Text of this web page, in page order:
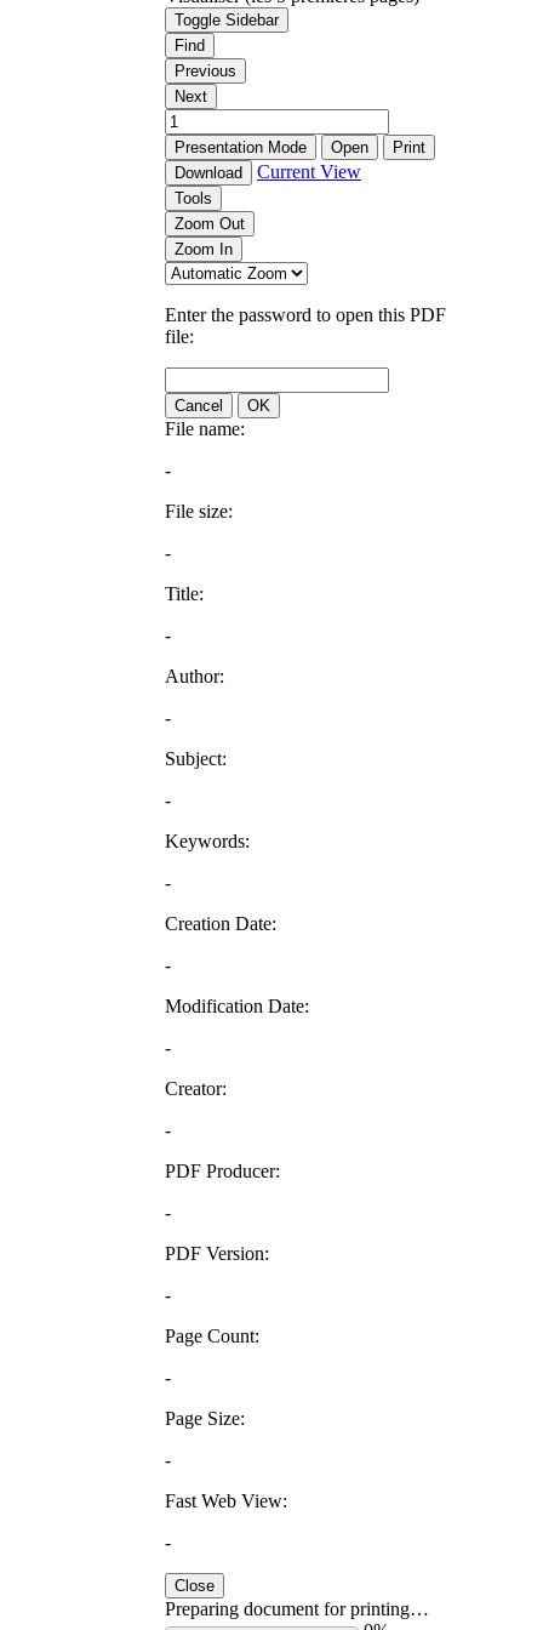
Toggle Sidebar
Find
Previous
Next
Presentation Mode Open
Print
Download
Current View
Tools
Zoom Out
Zoom In
Enter the password to open this PDF
file:
Cancel OK
File name:
-
File size:
-
Title:
-
Author:
-
Subject:
-
Keywords:
-
Creation Date:
-
Modification Date:
-
Creator:
-
PDF Producer:
-
PDF Version:
-
Page Count:
-
Page Size:
-
Fast Web View:
-
Close
Preparing document for printing…